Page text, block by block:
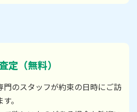
定（無料）
門のスタッフが約束の日時にご訪
。